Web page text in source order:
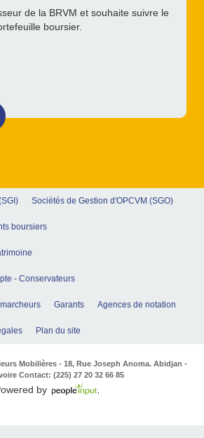
de la BRVM et souhaite suivre le
boursier.
Sociétés de Gestion d'OPCVM (SGO)
boursiers
- Conservateurs
Garants Agences de notation
Plan du site
Mobilières - 18, Rue Joseph Anoma. Abidjan -
Contact: (225) 27 20 32 66 85
by